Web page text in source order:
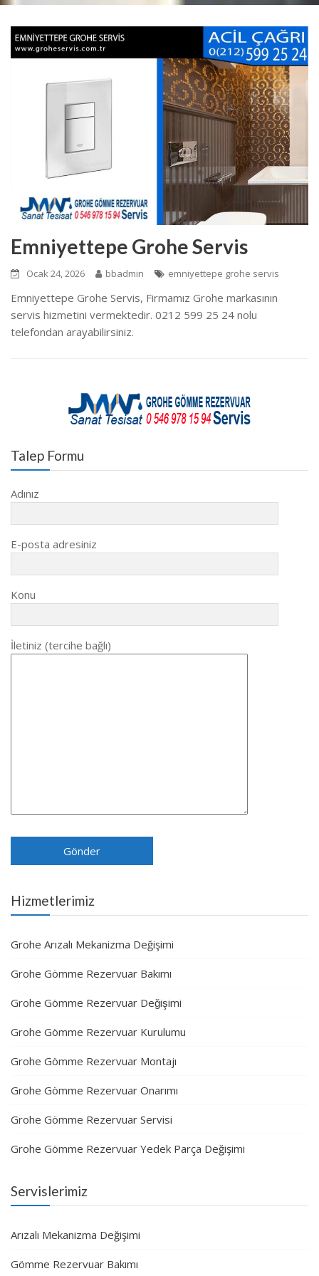
Emniyettepe Grohe Servis
Ocak 24, 2026 bbadmin emniyettepe grohe servis
Emniyettepe Grohe Servis, Firmamız Grohe markasının
servis hizmetini vermektedir. 0212 599 25 24 nolu
telefondan arayabilirsiniz.
Talep Formu
Adınız
E-posta adresiniz
Konu
İletiniz (tercihe bağlı)
Hizmetlerimiz
Grohe Arızalı Mekanizma Değişimi
Grohe Gömme Rezervuar Bakımı
Grohe Gömme Rezervuar Değişimi
Grohe Gömme Rezervuar Kurulumu
Grohe Gömme Rezervuar Montajı
Grohe Gömme Rezervuar Onarımı
Grohe Gömme Rezervuar Servisi
Grohe Gömme Rezervuar Yedek Parça Değişimi
Servislerimiz
Arızalı Mekanizma Değişimi
Gömme Rezervuar Bakımı